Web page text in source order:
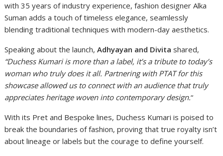
with 35 years of industry experience, fashion designer Alka
Suman adds a touch of timeless elegance, seamlessly
blending traditional techniques with modern-day aesthetics.
Speaking about the launch,Adhyayan and Divita shared,
“Duchess Kumari is more than a label, it’s a tribute to today’s
woman who truly does it all. Partnering with PTAT for this
showcase allowed us to connect with an audience that truly
appreciates heritage woven into contemporary design.“
With its Pret and Bespoke lines, Duchess Kumari is poised to
break the boundaries of fashion, proving that true royalty isn’t
about lineage or labels but the courage to define yourself.